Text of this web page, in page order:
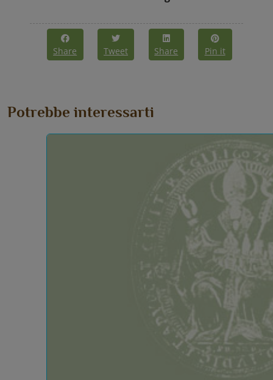
Share Tweet Share Pin it
Potrebbe interessarti